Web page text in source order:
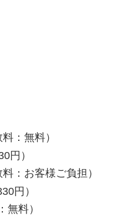
：無料）
円）
：お客様ご負担）
円）
無料）